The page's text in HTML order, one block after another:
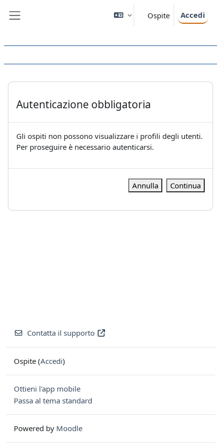
Ospite Accedi
Autenticazione obbligatoria
Gli ospiti non possono visualizzare i profili degli utenti.
Per proseguire è necessario autenticarsi.
Annulla Continua
Contatta il supporto
Ospite (Accedi)
Ottieni l'app mobile
Passa al tema standard
Powered by Moodle